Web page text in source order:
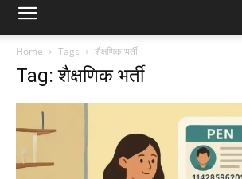
Home Tags शैक्षणिक भर्ती
Tag: शैक्षणिक भर्ती